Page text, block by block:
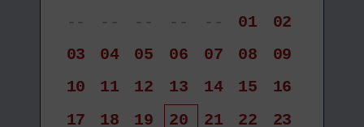
--
-- -- -- -- 01
02
03
04 05 06 07 08
09
10
11 12 13 14 15
16
17
18 19 20 21 22
23